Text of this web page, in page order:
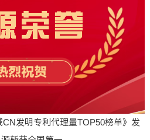
CN发明专利代理量TOP50榜单》发